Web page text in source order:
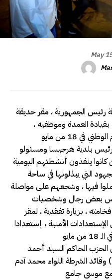
May
رئيس الجمهورية ، مقر حديقة
العمدة وموظفيه ،
بلدية هرجيسا ومسئولو
كانوا ينفذون أنشطتهم اليومية
التي يبذلونها في ساحة
فيها ، وشجعهم على مواصلة
بعض رجال وشخصيات
، بزيارة تفقدية ، لمقر
الأمنية ، إستعدادا
الحزب الحاكم السيد أحمد
الشرطة اللواء محمد آدم